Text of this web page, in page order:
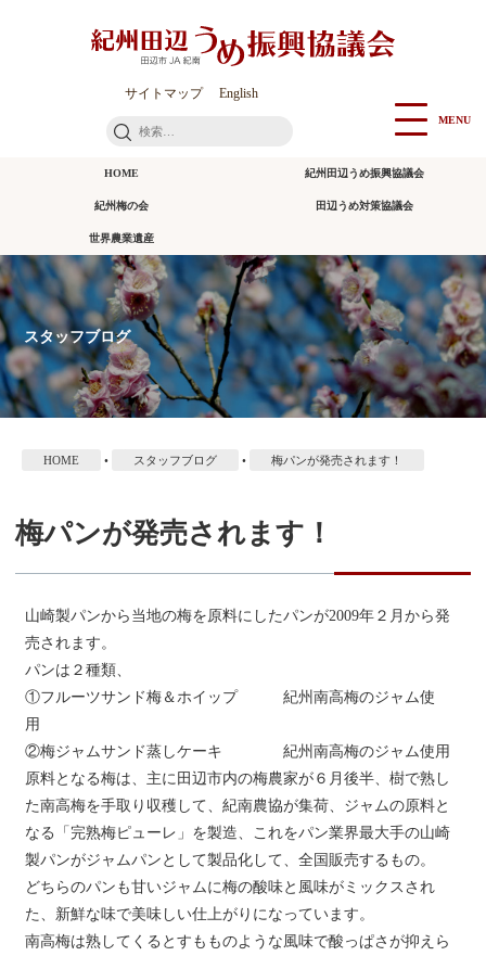
サイトマップ English
検
MENU
HOME 紀州田辺うめ振興協議会
紀州梅の会 田辺うめ対策協議会
世界農業遺産
スタッフブログ
HOME • スタッフブログ • 梅パンが発売されます！
梅パンが発売されます！
山崎製パンから当地の梅を原料にしたパンが2009年２月から発
売されます。
パンは２種類、
①フルーツサンド梅＆ホイップ 紀州南高梅のジャム使
用
②梅ジャムサンド蒸しケーキ 紀州南高梅のジャム使用
原料となる梅は、主に田辺市内の梅農家が６月後半、樹で熟し
た南高梅を手取り収穫して、紀南農協が集荷、ジャムの原料と
なる「完熟梅ピューレ」を製造、これをパン業界最大手の山崎
製パンがジャムパンとして製品化して、全国販売するもの。
どちらのパンも甘いジャムに梅の酸味と風味がミックスされ
た、新鮮な味で美味しい仕上がりになっています。
南高梅は熟してくるとすもものような風味で酸っぱさが抑えら